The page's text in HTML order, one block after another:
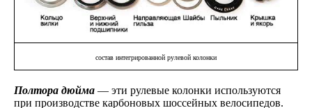
состав интегрированной рулевой колонки
Полтора дюйма — эти рулевые колонки используются
при производстве карбоновых шоссейных велосипедов.